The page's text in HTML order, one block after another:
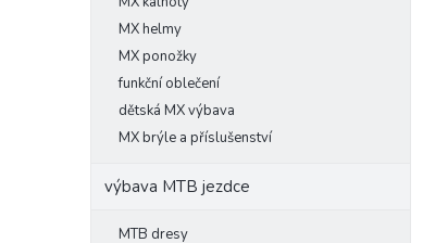
MX helmy
MX ponožky
funkční oblečení
dětská MX výbava
MX brýle a příslušenství
výbava MTB jezdce
MTB dresy